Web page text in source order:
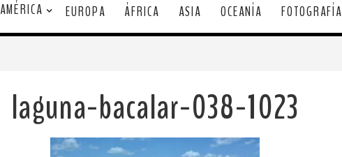
AMÉRICA EUROPA ÁFRICA ASIA OCEANÍA FOTOGRAFÍA
laguna-bacalar-038-1023